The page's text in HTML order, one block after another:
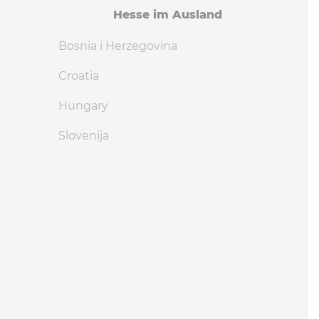
Hesse im Ausland
Bosnia i Herzegovina
Croatia
Hungary
Slovenija